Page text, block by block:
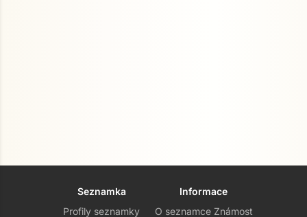
Seznamka
Profily seznamky
Informace
O seznamce Známost